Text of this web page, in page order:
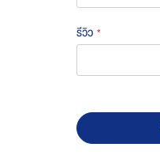
รีวิว